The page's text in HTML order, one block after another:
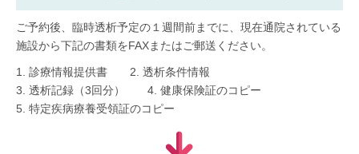
ご予約後、臨時透析予定の１週間前までに、現在通院されている
施設から下記の書類をFAXまたはご郵送ください。
1. 診療情報提供書 2. 透析条件情報
3. 透析記録（3回分） 4. 健康保険証のコピー
5. 特定疾病療養受領証のコピー